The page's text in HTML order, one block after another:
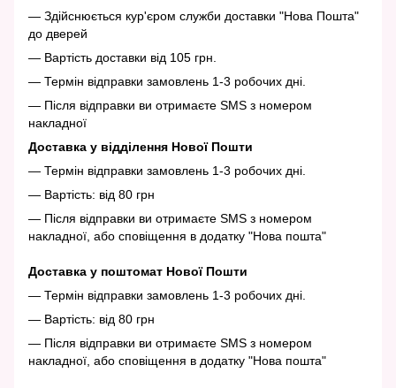
— Здійснюється кур'єром служби доставки "Нова Пошта"
до дверей
— Вартість доставки від 105 грн.
— Термін відправки замовлень 1-3 робочих дні.
— Після відправки ви отримаєте SMS з номером
накладної
Доставка у відділення Нової Пошти
— Термін відправки замовлень 1-3 робочих дні.
— Вартість: від 80 грн
— Після відправки ви отримаєте SMS з номером
накладної, або сповіщення в додатку "Нова пошта"
Доставка у поштомат Нової Пошти
— Термін відправки замовлень 1-3 робочих дні.
— Вартість: від 80 грн
— Після відправки ви отримаєте SMS з номером
накладної, або сповіщення в додатку "Нова пошта"